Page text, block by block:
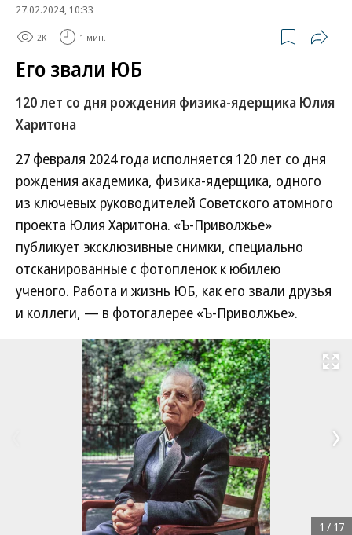
27.02.2024, 10:33
2K 1 мин.
Его звали ЮБ
120 лет со дня рождения физика-ядерщика Юлия
Харитона
27 февраля 2024 года исполняется 120 лет со дня
рождения академика, физика-ядерщика, одного
из ключевых руководителей Советского атомного
проекта Юлия Харитона. «Ъ-Приволжье»
публикует эксклюзивные снимки, специально
отсканированные с фотопленок к юбилею
ученого. Работа и жизнь ЮБ, как его звали друзья
и коллеги, — в фотогалерее «Ъ-Приволжье».
Развернуть
1 / 17